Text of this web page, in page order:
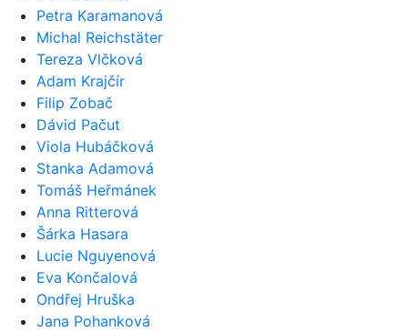
Petra Karamanová
Michal Reichstäter
Tereza Vlčková
Adam Krajčír
Filip Zobač
Dávid Pačut
Viola Hubáčková
Stanka Adamová
Tomáš Heřmánek
Anna Ritterová
Šárka Hasara
Lucie Nguyenová
Eva Končalová
Ondřej Hruška
Jana Pohanková